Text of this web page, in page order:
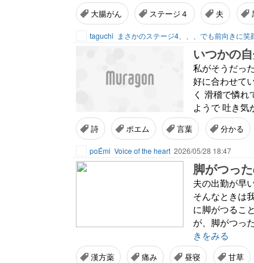
大腸がん ステージ４ 夫
taguchi まさかのステージ4、、、でも前向きに笑
いつかの
私がそうだっ
好に合わせて
く 滑稽で憐
ようで 吐き気
詩 ポエム 言葉 分かる
poÉmi Voice of the heart 2026/05/28 18:47
夫の出勤が早
そんなときは
に脚がつるこ
が、脚がつっ
きをみる
漢方薬 痛み 昼寝 甘草